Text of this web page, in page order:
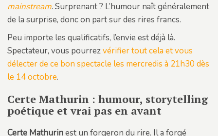
mainstream. Surprenant ? L’humour naît généralement
de la surprise, donc on part sur des rires francs.
Peu importe les qualificatifs, l’envie est déjà là.
Spectateur, vous pourrezvérifier tout cela et vous
délecter de ce bon spectacle les mercredis à 21h30 dès
le 14 octobre.
Certe Mathurin : humour, storytelling
poétique et vrai pas en avant
Certe Mathurinest un forgeron du rire. Il a forgé